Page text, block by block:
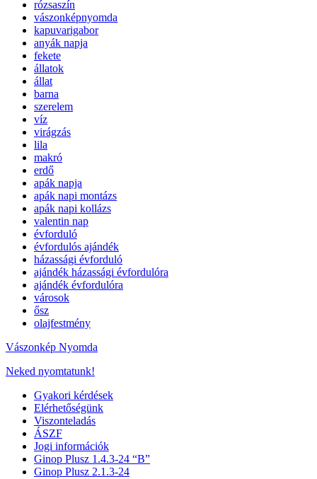
rózsaszín
vászonképnyomda
kapuvarigabor
anyák napja
fekete
állatok
állat
barna
szerelem
víz
virágzás
lila
makró
erdő
apák napja
apák napi montázs
apák napi kollázs
valentin nap
évforduló
évfordulós ajándék
házassági évforduló
ajándék házassági évfordulóra
ajándék évfordulóra
városok
ősz
olajfestmény
Vászonkép Nyomda
Neked nyomtatunk!
Gyakori kérdések
Elérhetőségünk
Viszonteladás
ÁSZF
Jogi információk
Ginop Plusz 1.4.3-24 “B”
Ginop Plusz 2.1.3-24